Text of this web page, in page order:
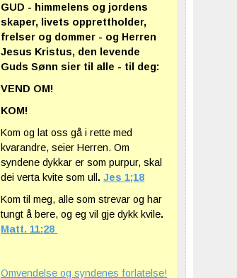
GUD - himmelens og jordens
skaper, livets opprettholder,
frelser og dommer - og Herren
Jesus Kristus, den levende
Guds Sønn sier til alle - til deg:
VEND OM!
KOM!
Kom og lat oss gå i rette med
kvarandre, seier Herren. Om
syndene dykkar er som purpur, skal
dei verta kvite som ull .Jes 1;18
Kom til meg, alle som strevar og har
tungt å bere, og eg vil gje dykk kvile.
Matt. 11:28
Omvendelse og syndenes forlatelse!